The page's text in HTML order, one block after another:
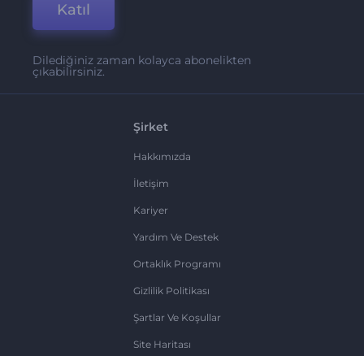
Katıl
Dilediğiniz zaman kolayca abonelikten
çıkabilirsiniz.
Şirket
Hakkımızda
İletişim
Kariyer
Yardım Ve Destek
Ortaklık Programı
Gizlilik Politikası
Şartlar Ve Koşullar
Site Haritası